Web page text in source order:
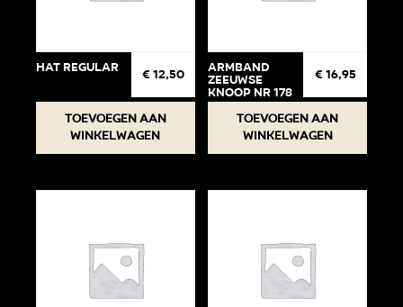
Hat regular € 12,50
Toevoegen aan
winkelwagen
Armband
Zeeuwse
knoop Nr 178
€ 16,95
Toevoegen aan
winkelwagen